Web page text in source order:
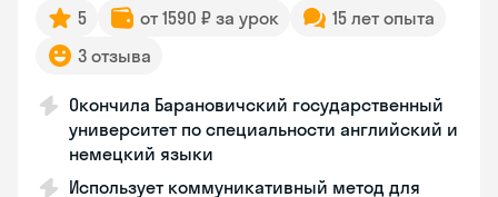
5 от 1590 ₽ за урок
15 лет опыта
3 отзыва
Окончила Барановичский государственный
университет по специальности английский и
немецкий языки
Использует коммуникативный метод для